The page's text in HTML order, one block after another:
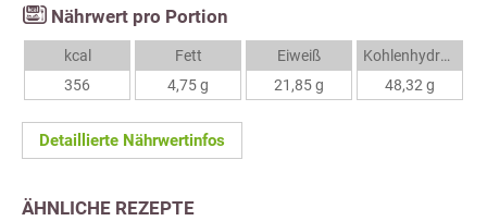
Nährwert pro Portion
kcal
356
Fett
4,75 g
Eiweiß
21,85 g
Kohlenhydrate
48,32 g
Detaillierte Nährwertinfos
ÄHNLICHE REZEPTE